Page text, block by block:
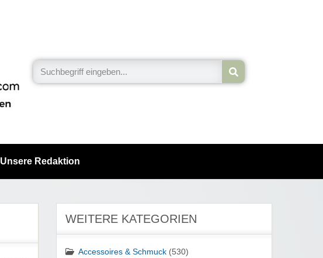
Unsere Redaktion
WEITERE KATEGORIEN
Accessoires & Schmuck (530)